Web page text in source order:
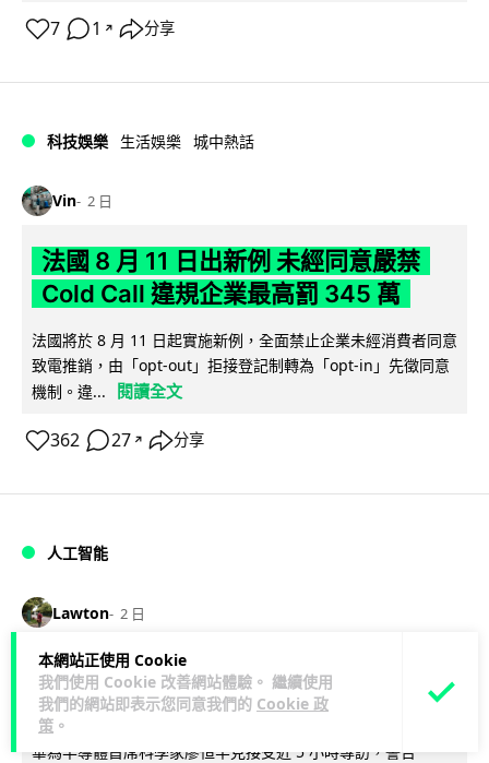
本網站正使用 Cookie
我們使用 Cookie 改善網站體驗。 繼續使用
我們的網站即表示您同意我們的 Cookie 政
策 。
7 1 ↗ 分享
科技娛樂 生活娛樂 城中熱話
Vin 2 日
法國 8 月 11 日出新例 未經同意嚴禁
Cold Call 違規企業最高罰 345 萬
法國將於 8 月 11 日起實施新例，全面禁止企業未經消費者同意
致電推銷，由「opt-out」拒接登記制轉為「opt-in」先徵同意
機制。違...
閱讀全文
362 27 ↗ 分享
人工智能
Lawton 2 日
華為科學家警告 NVIDIA 已近物理極限
華為「韜定律」可繞過摩爾定律瓶頸
華為半導體首席科學家廖恒罕見接受近 5 小時專訪，警告